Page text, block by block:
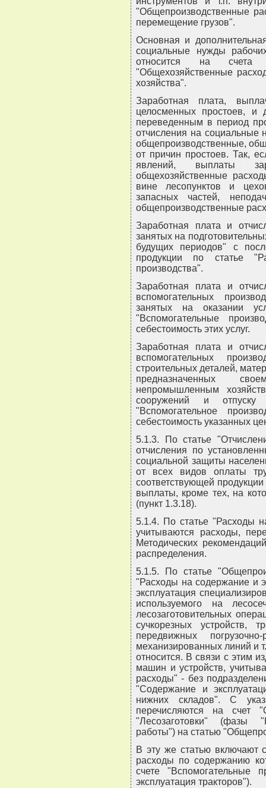
"Общепроизводственные
перемещение грузов".
Основная и
социальные нужды
относится на счета
"Общехозяйственные
хозяйства".
Заработная плата,
целосменных простоев, и
переведенным в период
отчисления на социальные
общепроизводственные,
от причин простоев. Так,
явлений, выплаты
общехозяйственные
вине лесопунктов и
запасных частей,
общепроизводственные
Заработная плата и
занятых на
будущих периодов" с
продукции по статье
производства".
Заработная плата и
вспомогательных
занятых на оказании
"Вспомогательные
себестоимость этих услуг.
Заработная плата и
вспомогательных
строительных деталей,
предназначенных
непромышленным
сооружений и
"Вспомогательное
себестоимость указанных
5.1.3. По статье
отчисления по
социальной защиты
от всех видов оплаты
соответствующей продукции
выплаты, кроме тех, на
(пункт 1.3.18).
5.1.4. По статье "Расходы
учитываются расходы,
Методических
распределения.
5.1.5. По статье
"Расходы на содержание и
эксплуатация
используемого на
лесозаготовительных
сучкорезных устройств,
передвижных
механизированных линий и
относится. В связи с этим
машин и устройств,
расходы" - без
"Содержание и
нижних складов". С
перечисляются на счет
"Лесозаготовки" (фазы
работы") на статью
В эту же статью включают
расходы по содержанию
счете "Вспомогательные
эксплуатация тракторов").